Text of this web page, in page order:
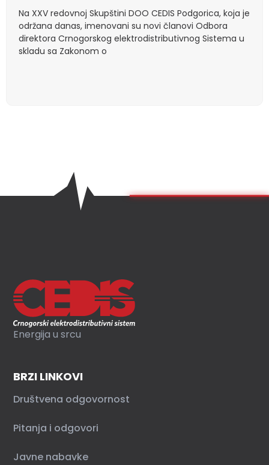
Na XXV redovnoj Skupštini DOO CEDIS Podgorica, koja je
održana danas, imenovani su novi članovi Odbora
direktora Crnogorskog elektrodistributivnog Sistema u
skladu sa Zakonom o
Energija u srcu
BRZI LINKOVI
Društvena odgovornost
Pitanja i odgovori
Javne nabavke